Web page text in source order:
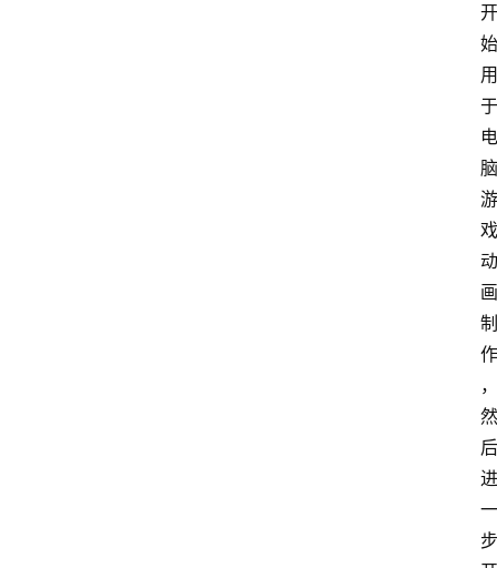
开
始
用
于
电
脑
游
戏
动
画
制
作
，
然
后
进
一
步